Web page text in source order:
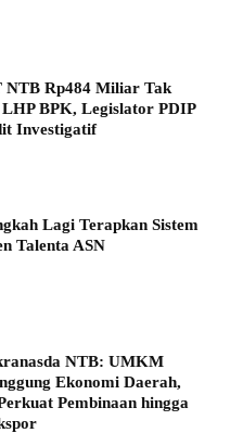
NTB Rp484 Miliar Tak
BPK, Legislator PDIP
Investigatif
Lagi Terapkan Sistem
Talenta ASN
NTB: UMKM
Ekonomi Daerah,
Pembinaan hingga